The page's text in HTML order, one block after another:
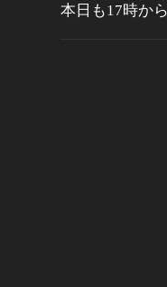
本日も17時か